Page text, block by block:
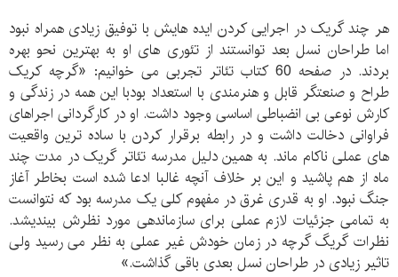
هر چند گریک در اجرایی کردن ایده هایش با توفیق زیادی همراه نبود
اما طراحان نسل بعد توانستند از تئوری های او به بهترین نحو بهره
بردند. در صفحه 60 کتاب تئاتر تجربی می خوانیم: «گرچه کریک
طراح و صنعتگر قابل و هنرمندی با استعداد بودبا این همه در زندگی و
کارش نوعی بی انضباطی اساسی وجود داشت. او در کارگردانی اجراهای
فراوانی دخالت داشت و در رابطه برقرار کردن با ساده ترین واقعیت
های عملی ناکام ماند. به همین دلیل مدرسه تئاتر گریک در مدت چند
ماه از هم پاشید و این بر خلاف آنچه غالبا ادعا شده است بخاطر آغاز
جنگ نبود. او به قدری غرق در مفهوم کلی یک مدرسه بود که نتوانست
به تمامی جزئیات لازم عملی برای سازماندهی مورد نظرش بیندیشد.
نظرات گریگ گرچه در زمان خودش غیر عملی به نظر می رسید ولی
تاثیر زیادی در طراحان نسل بعدی باقی گذاشت.»